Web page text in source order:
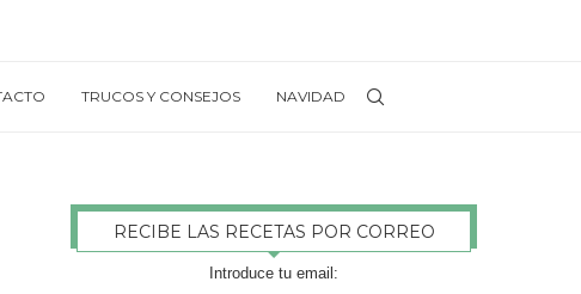
TRUCOS Y CONSEJOS NAVIDAD
RECIBE LAS RECETAS POR CORREO
Introduce tu email: